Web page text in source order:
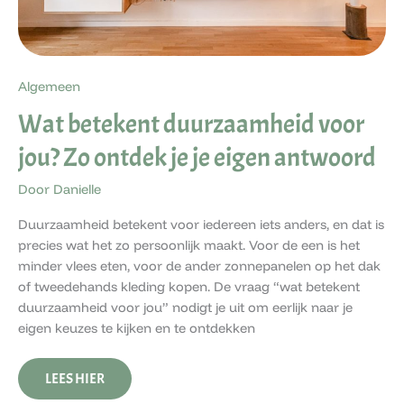
Algemeen
Wat betekent duurzaamheid voor
jou? Zo ontdek je je eigen antwoord
Door Danielle
Duurzaamheid betekent voor iedereen iets anders, en dat is
precies wat het zo persoonlijk maakt. Voor de een is het
minder vlees eten, voor de ander zonnepanelen op het dak
of tweedehands kleding kopen. De vraag “wat betekent
duurzaamheid voor jou” nodigt je uit om eerlijk naar je
eigen keuzes te kijken en te ontdekken
LEES HIER